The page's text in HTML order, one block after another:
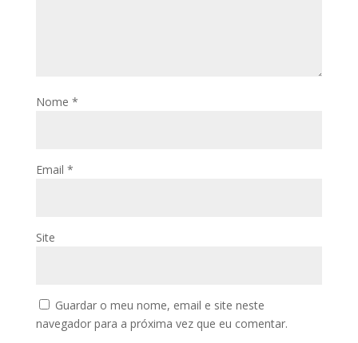
Nome *
Email *
Site
Guardar o meu nome, email e site neste
navegador para a próxima vez que eu comentar.